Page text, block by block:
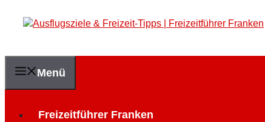
Inhalt
Menü
Freizeitführer Franken